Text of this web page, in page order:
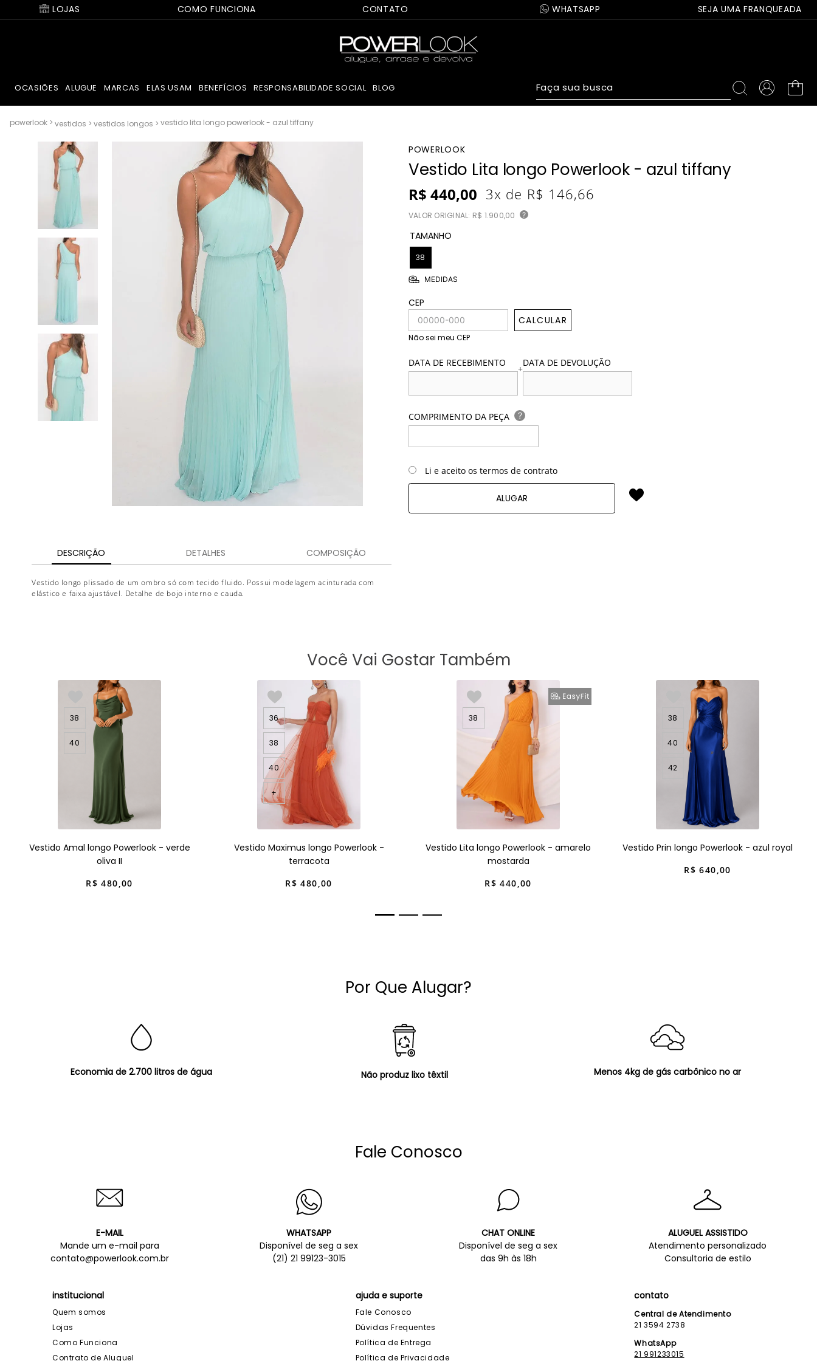
LOJAS COMO FUNCIONA CONTATO WHATSAPP SEJA UMA FRANQUEADA
OCASIÕES ALUGUE MARCAS ELAS USAM BENEFÍCIOS RESPONSABILIDADE SOCIAL BLOG Faça sua busca
vestidos vestidos longos vestido lita longo powerlook - azul tiffany
DESCRIÇÃO DETALHES COMPOSIÇÃO
Vestido longo plissado de um ombro só com tecido fluido. Possui modelagem acinturada com
elástico e faixa ajustável. Detalhe de bojo interno e cauda.
POWERLOOK
Vestido Lita longo Powerlook - azul tiffany
R$ 440,00 3x de R$ 146,66
VALOR ORIGINAL: R$ 1.900,00 ?
TAMANHO
38
MEDIDAS
CEP
CALCULAR
Não sei meu CEP
DATA DE RECEBIMENTO +DATA DE DEVOLUÇÃO
COMPRIMENTO DA PEÇA ?
Li e aceito os termos de contrato
ALUGAR
Você Vai Gostar Também
38
40
Vestido Amal longo Powerlook - verde
oliva II
R$ 480,00
36
38
40
+
Vestido Maximus longo Powerlook -
terracota
R$ 480,00
38
Vestido Lita longo Powerlook - amarelo
mostarda
R$ 440,00
38
40
42
Vestido Prin longo Powerlook - azul royal
R$ 640,00
Por Que Alugar?
Economia de 2.700 litros de água Não produz lixo têxtil Menos 4kg de gás carbônico no ar
Fale Conosco
E-MAIL
Mande um e-mail para
contato@powerlook.com.br
WHATSAPP
Disponível de seg a sex
(21) 21 99123-3015
CHAT ONLINE
Disponível de seg a sex
das 9h às 18h
ALUGUEL ASSISTIDO
Atendimento personalizado
Consultoria de estilo
institucional
Quem somos
Lojas
Como Funciona
Contrato de Aluguel
ajuda e suporte
Fale Conosco
Dúvidas Frequentes
Política de Entrega
Política de Privacidade
contato
Central de Atendimento
21 3594 2738
WhatsApp
21 991233015